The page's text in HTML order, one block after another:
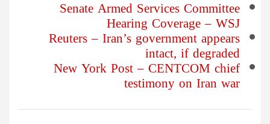
Senate Armed Services Committee
Hearing Coverage – WSJ
Reuters – Iran’s government appears
intact, if degraded
New York Post – CENTCOM chief
testimony on Iran war